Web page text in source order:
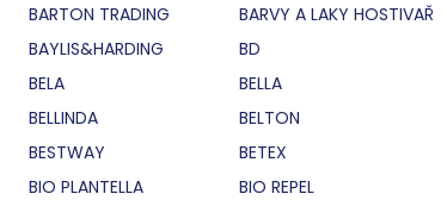
BARTON TRADING BARVY A LAKY HOSTIVAŘ
BAYLIS&HARDING BD
BELA BELLA
BELLINDA BELTON
BESTWAY BETEX
BIO PLANTELLA BIO REPEL